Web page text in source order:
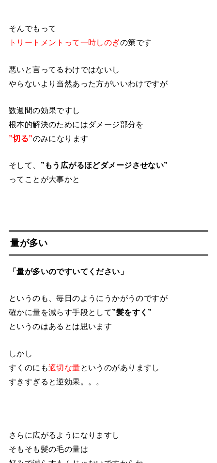
そんでもって
トリートメントって一時しのぎの策です
悪いと言ってるわけではないし
やらないより当然あった方がいいわけですが
数週間の効果ですし
根本的解決のためにはダメージ部分を
”切る”のみになります
そして、 ”もう広がるほどダメージさせない”
ってことが大事かと
量が多い
「量が多いのですいてください」
というのも、毎日のようにうかがうのですが
確かに量を減らす手段として”髪をすく”
というのはあるとは思います
しかし
すくのにも適切な量 というのがありますし
すきすぎると逆効果。。。
さらに広がるようになりますし
そもそも髪の毛の量は